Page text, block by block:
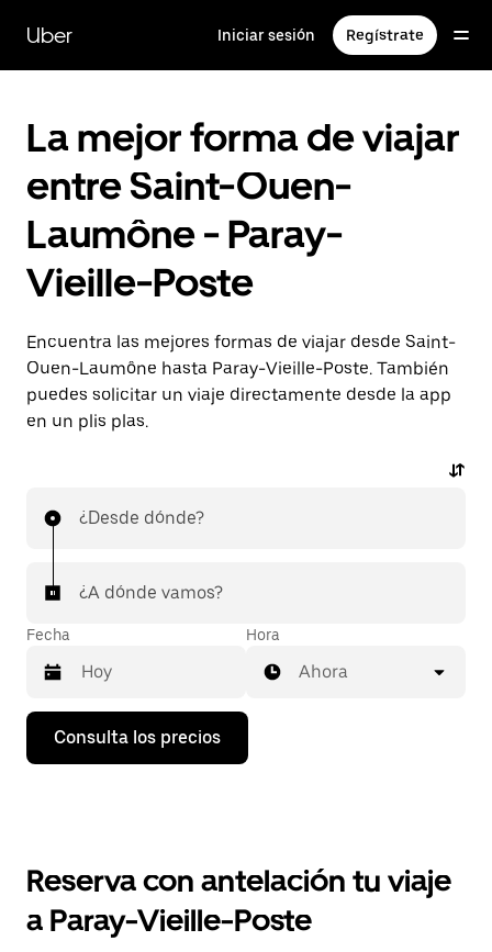
contenido
principal
Uber Iniciar sesión Regístrate
La mejor forma de viajar
entre Saint-Ouen-
Laumône - Paray-
Vieille-Poste
Encuentra las mejores formas de viajar desde Saint-
Ouen-Laumône hasta Paray-Vieille-Poste. También
puedes solicitar un viaje directamente desde la app
en un plis plas.
¿Desde dónde?
¿A dónde vamos?
Fecha
Pulsa
flecha
calendario
seleccionar
Hora
Ahora
Consulta los precios
Reserva con antelación tu viaje
a Paray-Vieille-Poste